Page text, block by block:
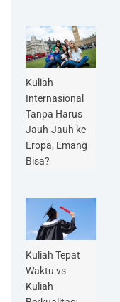
Kuliah
Internasional
Tanpa Harus
Jauh-Jauh ke
Eropa, Emang
Bisa?
Kuliah Tepat
Waktu vs
Kuliah